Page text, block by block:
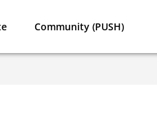
Community (PUSH)